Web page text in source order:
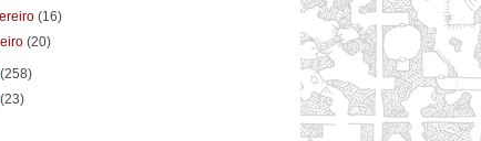
(16)
(20)
(258)
(23)